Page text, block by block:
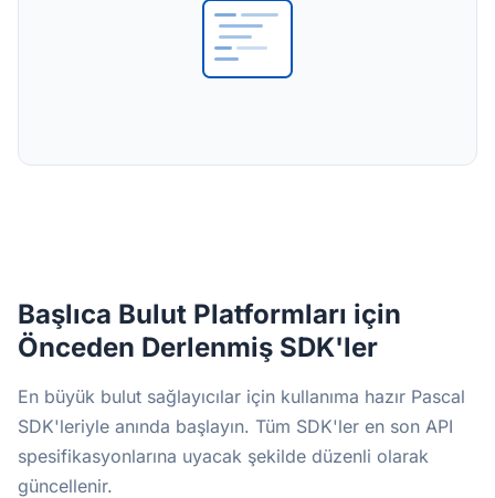
Başlıca Bulut Platformları için
Önceden Derlenmiş SDK'ler
En büyük bulut sağlayıcılar için kullanıma hazır Pascal
SDK'leriyle anında başlayın. Tüm SDK'ler en son API
spesifikasyonlarına uyacak şekilde düzenli olarak
güncellenir.